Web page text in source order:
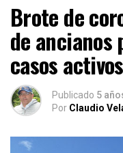
Brote de
de ancianos
casos
Publicado 5
Por Claudio